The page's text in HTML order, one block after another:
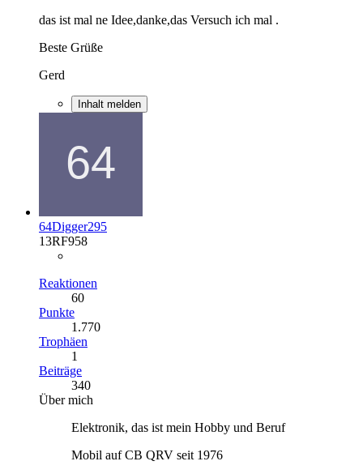
das ist mal ne Idee,danke,das Versuch ich mal .
Beste Grüße
Gerd
Inhalt melden
64Digger295
13RF958
Reaktionen
60
Punkte
1.770
Trophäen
1
Beiträge
340
Über mich
Elektronik, das ist mein Hobby und Beruf
Mobil auf CB QRV seit 1976